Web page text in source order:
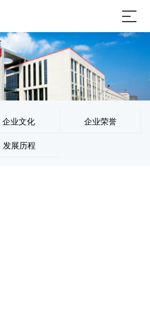
企业文化 企业荣誉
发展历程